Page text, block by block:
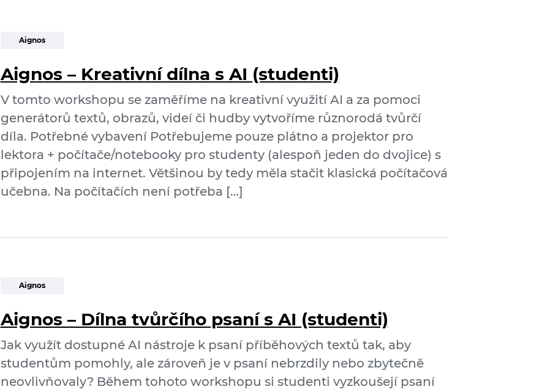
Aignos
Aignos – Kreativní dílna s AI (studenti)
V tomto workshopu se zaměříme na kreativní využití AI a za pomoci
generátorů textů, obrazů, videí či hudby vytvoříme různorodá tvůrčí
díla. Potřebné vybavení Potřebujeme pouze plátno a projektor pro
lektora + počítače/notebooky pro studenty (alespoň jeden do dvojice) s
připojením na internet. Většinou by tedy měla stačit klasická počítačová
učebna. Na počítačích není potřeba […]
Aignos
Aignos – Dílna tvůrčího psaní s AI (studenti)
Jak využít dostupné AI nástroje k psaní příběhových textů tak, aby
studentům pomohly, ale zároveň je v psaní nebrzdily nebo zbytečně
neovlivňovaly? Během tohoto workshopu si studenti vyzkoušejí psaní